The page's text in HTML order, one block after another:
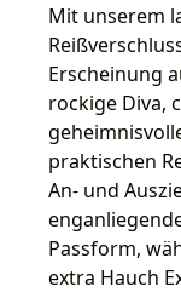
Mit unserem
Erscheinung
rockige Diva,
praktischen
An- und
Passform,
extra Hauch